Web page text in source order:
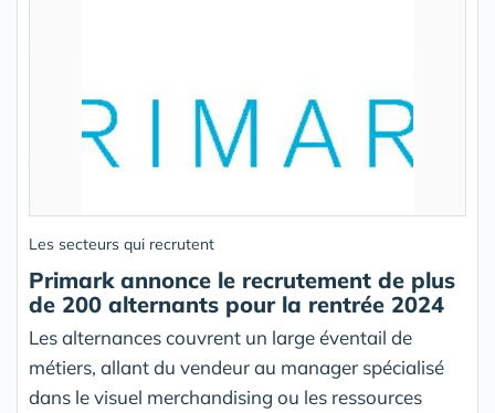
Les secteurs qui recrutent
Primark annonce le recrutement de plus
de 200 alternants pour la rentrée 2024
Les alternances couvrent un large éventail de
métiers, allant du vendeur au manager spécialisé
dans le visuel merchandising ou les ressources